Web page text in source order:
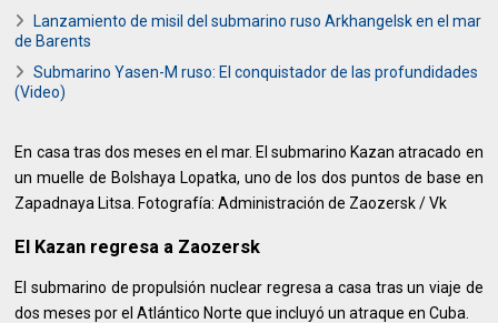
Lanzamiento de misil del submarino ruso Arkhangelsk en el mar
de Barents
Submarino Yasen-M ruso: El conquistador de las profundidades
(Video)
En casa tras dos meses en el mar. El submarino Kazan atracado en
un muelle de Bolshaya Lopatka, uno de los dos puntos de base en
Zapadnaya Litsa. Fotografía: Administración de Zaozersk / Vk
El Kazan regresa a Zaozersk
El submarino de propulsión nuclear regresa a casa tras un viaje de
dos meses por el Atlántico Norte que incluyó un atraque en Cuba.